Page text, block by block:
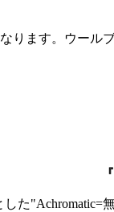
ります。ウー
た